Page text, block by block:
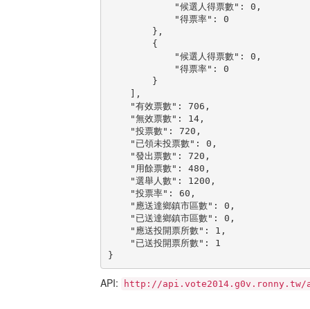
            "候選人得票數": 0,
            "得票率": 0
        },
        {
            "候選人得票數": 0,
            "得票率": 0
        }
    ],
    "有效票數": 706,
    "無效票數": 14,
    "投票數": 720,
    "已領未投票數": 0,
    "發出票數": 720,
    "用餘票數": 480,
    "選舉人數": 1200,
    "投票率": 60,
    "應送達鄉鎮市區數": 0,
    "已送達鄉鎮市區數": 0,
    "應送投開票所數": 1,
    "已送投開票所數": 1
}
API: http://api.vote2014.g0v.ronny.tw/